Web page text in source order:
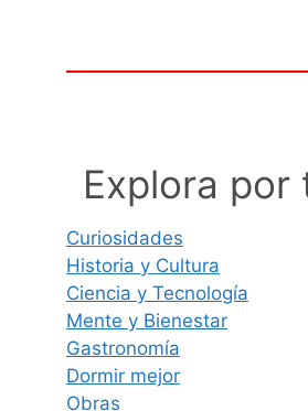
Explora por
Curiosidades
Historia y Cultura
Ciencia y Tecnología
Mente y Bienestar
Gastronomía
Dormir mejor
Obras